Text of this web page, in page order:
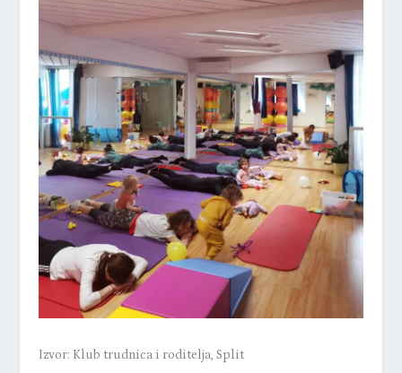
Izvor: Klub trudnica i roditelja, Split